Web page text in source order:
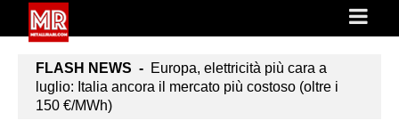
FLASH NEWS - Europa, elettricità più cara a
luglio: Italia ancora il mercato più costoso (oltre i
150 €/MWh)